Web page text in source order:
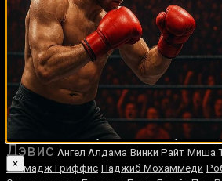
Medik onСмотреть UFC 322
Махачев
Случайные боксеры
Хесус Чавес Хосе Луис
Дэвис Ангел Алдама Винки Райт Миша
Талмадж Гриффис Наджиб Мохаммеди
×